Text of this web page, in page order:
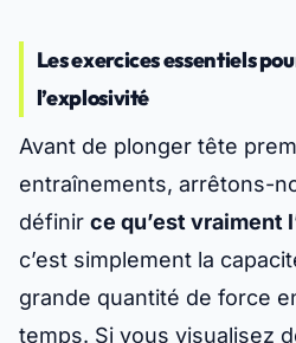
Les exercices essentiels
l’explosivité
Avant de plonger tête
entraînements, arrêtons-
définir ce qu’est vraiment
c’est simplement la
grande quantité de force
temps. Si vous visualisez